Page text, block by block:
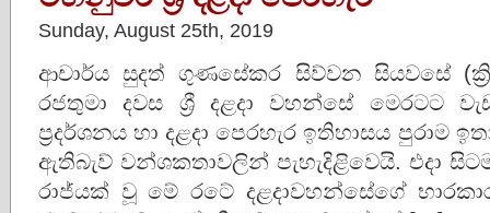
Sunday, August 25th, 2019
ආචාර්ය සුදත් ගුණසේකර සිව්වන සියවසේ
රජතුමා දවස ශ්‍රී දළදා වහන්සේ මෙරටට
ප්‍රදර්ශනය හා දළදා පෙරහැර ඉතිහාසය
ඇතිබැව් වන්ශකතාවලින් පැහැදිළිවෙයි. එදා
රාජ්යක් වූ මේ රටේ දළදාවහන්සේගේ